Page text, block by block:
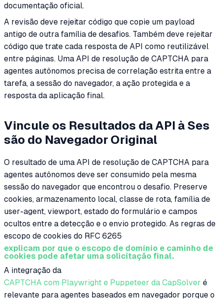
documentação oficial.
A revisão deve rejeitar código que copie um payload
antigo de outra família de desafios. Também deve rejeitar
código que trate cada resposta de API como reutilizável
entre páginas. Uma API de resolução de CAPTCHA para
agentes autônomos precisa de correlação estrita entre a
tarefa, a sessão do navegador, a ação protegida e a
resposta da aplicação final.
Vincule os Resultados da API à Ses
são do Navegador Original
O resultado de uma API de resolução de CAPTCHA para
agentes autônomos deve ser consumido pela mesma
sessão do navegador que encontrou o desafio. Preserve
cookies, armazenamento local, classe de rota, família de
user-agent, viewport, estado do formulário e campos
ocultos entre a detecção e o envio protegido. As regras de
escopo de cookies do RFC 6265
explicam por que o escopo de domínio e caminho de
cookies pode afetar uma solicitação final.
A integração da
CAPTCHA com Playwright e Puppeteer da CapSolver é
relevante para agentes baseados em navegador porque o